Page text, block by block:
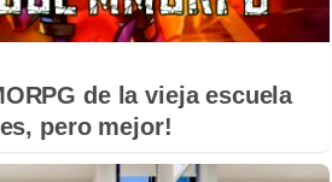
de la vieja escuela
pero mejor!